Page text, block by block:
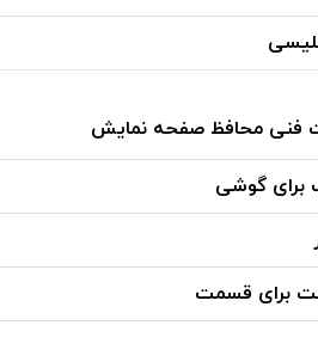
محافظ صفحه نمایش
برای گوشی
برای قسمت